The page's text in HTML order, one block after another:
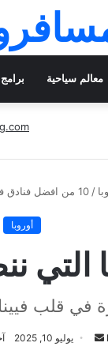
معالم سياحية
/ 10 من افضل فنادق فيينا التي ننصح بها لإقامة مريحة وموقع مميز
أوروبا
في قلب
أرسليوليو 10, 2025